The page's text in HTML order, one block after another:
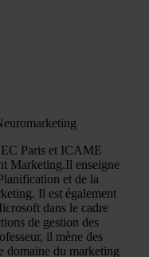
Paris et ICAME
Marketing.Il enseigne
et de la
Il est également
dans le cadre
de gestion des
il mène des
domaine du marketing